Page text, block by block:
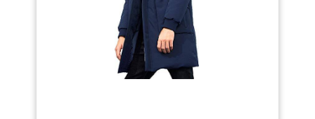
la mode et la fonctionnalité avec notre manteau
parka. Le design élégant et sec le rend adapté à
toutes les occasions, qu’il s’agisse de tenues
d’exercice décontractées ou de vêtements de sport.
La coupe mi-longue et la coupe décontractée
assurent un look confortable et flatteur pour tous